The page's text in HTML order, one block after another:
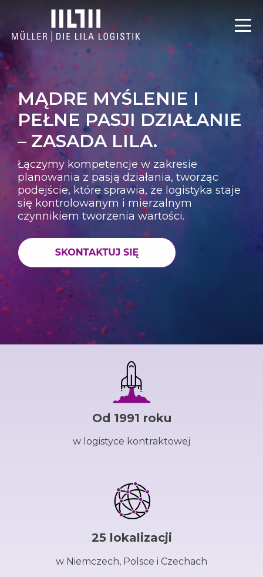
MĄDRE MYŚLENIE I
PEŁNE PASJI DZIAŁANIE
– ZASADA LILA.
Łączymy kompetencje w zakresie
planowania z pasją działania, tworząc
podejście, które sprawia, że logistyka staje
się kontrolowanym i mierzalnym
czynnikiem tworzenia wartości.
Od 1991 roku
w logistyce kontraktowej
25 lokalizacji
w Niemczech, Polsce i Czechach